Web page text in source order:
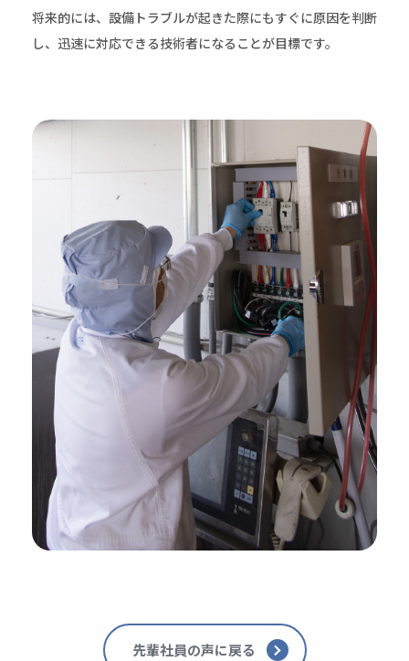
将来的には、設備トラブルが起きた際にもすぐに原因を判断
し、迅速に対応できる技術者になることが目標です。
先輩社員の声に戻る